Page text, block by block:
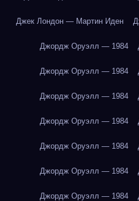
Джек Лондон — Мартин Иден
Джордж Оруэлл — 1984
Джордж Оруэлл — 1984
Джордж Оруэлл — 1984
Джордж Оруэлл — 1984
Джордж Оруэлл — 1984
Джордж Оруэлл — 1984
Джордж Оруэлл — 1984